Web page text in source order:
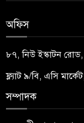
অফিস
৮৭, নিউ ইস্কাটন
ফ্ল্যাট ৯/বি, এসি
সম্পাদক